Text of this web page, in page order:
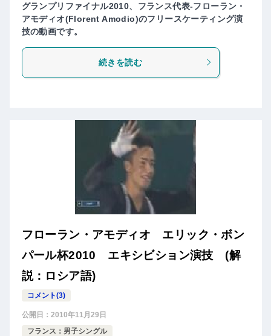
グランプリファイナル2010、フランス代表-フローラン・
アモディオ(Florent Amodio)のフリースケーティング演
技の動画です。
続きを読む
フローラン・アモディオ エリック・ボン
パール杯2010 エキシビション演技 (解
説：ロシア語)
コメント(3)
公開日： 2010年11月29日
フランス：男子シングル